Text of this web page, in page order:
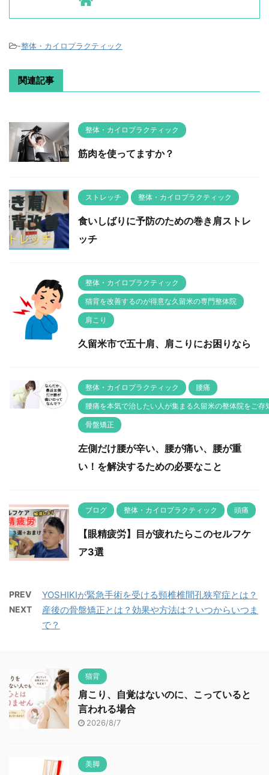
-整体・カイロプラクティック
関連記事
整体・カイロプラクティック
筋肉を使ってますか？
ストレッチ 整体・カイロプラクティック
食いしばりに予防のための巻き肩ストレ
ッチ
整体・カイロプラクティック
猫背を改善するのが得意な久留米の専門整体院
肩こり
久留米市で五十肩、肩こりにお困りなら
整体・カイロプラクティック 腰痛
腰痛を本気で治したい人が集まる久留米の整体院をご存
骨盤矯正
左側だけ腰が辛い、腰が痛い、腰が重
い！を解決するための必要なこと
ブログ 整体・カイロプラクティック 頭痛
【眼精疲労】目が疲れたらこのセルフケ
ア3選
PREV YOSHIKIが緊急手術を受ける頸椎椎間孔狭窄症とは？
NEXT
産後の骨盤矯正とは？効果や方法は？いつからいつま
で？
猫背
肩こり、自覚はないのに、こっていると
言われる場合
2026/8/7
美脚